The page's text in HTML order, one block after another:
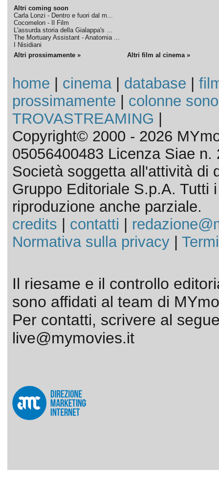
Altri coming soon
Carla Lonzi - Dentro e fuori dal m...
Cocomelon - Il Film
L'assurda storia della Gialappa's ...
The Mortuary Assistant - Anatomia ...
I Nisidiani
Altri prossimamente » Altri film al cinema »
home cinema| database
prossimamente
colonne
TROVASTREAMING
Copyright© 2000 - 2026
05056400483 Licenza Siae n.
Società soggetta all'attività di
Gruppo Editoriale S.p.A. Tutti
riproduzione anche parziale.
credits
contatti
Normativa sulla privacy|
Il riesame e il controllo
sono affidati al team di
Per contatti, scrivere al
live@mymovies.it